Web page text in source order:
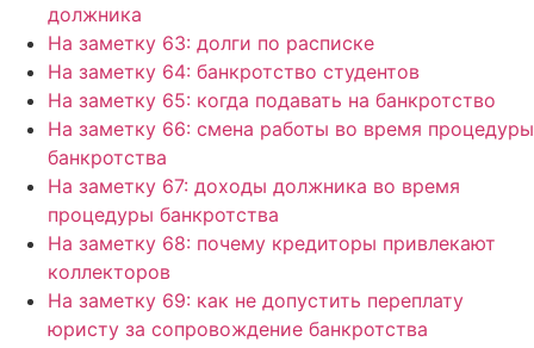
должника
На заметку 63: долги по расписке
На заметку 64: банкротство студентов
На заметку 65: когда подавать на банкротство
На заметку 66: смена работы во время процедуры
банкротства
На заметку 67: доходы должника во время
процедуры банкротства
На заметку 68: почему кредиторы привлекают
коллекторов
На заметку 69: как не допустить переплату
юристу за сопровождение банкротства